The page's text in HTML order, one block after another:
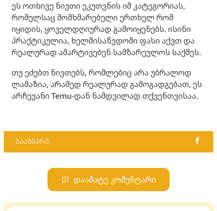
ეს ოთხივე ნივთი ეკუთვნის იმ კატეგორიას,
რომელსაც მომხმარებელი ერთხელ რომ
იყიდის, ყოველდღიურად გამოიყენებს. ისინი
პრაქტიკულია, ხელმისაწვდომი ფასი აქვთ და
რეალურად ამარტივებენ სამზარეულოს საქმეს.
თუ ეძებთ ნივთებს, რომლებიც არა უბრალოდ
ლამაზია, არამედ რეალურად გამოგადგებათ, ეს
არჩევანი Temu-დან ნამდვილად თქვენთვისაა.
გააზიარე:
დაამატე კომენტარი